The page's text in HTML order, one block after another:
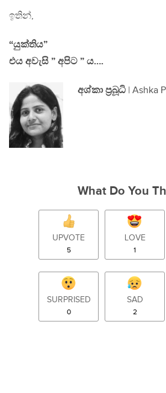
ඉතින්,
“යුක්තිය”
එය අවැසි ” අපිට ” ය….
අශ්කා ප්‍රබූධි | Ashka
What Do You
UPVOTE
5
LOVE
1
SURPRISED
0
SAD
2